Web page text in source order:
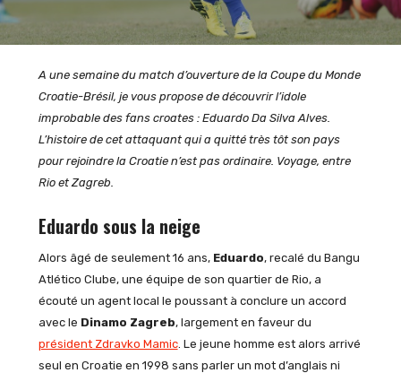
A une semaine du match d’ouverture de la Coupe du Monde
Croatie-Brésil, je vous propose de découvrir l’idole
improbable des fans croates : Eduardo Da Silva Alves.
L’histoire de cet attaquant qui a quitté très tôt son pays
pour rejoindre la Croatie n’est pas ordinaire. Voyage, entre
Rio et Zagreb.
Eduardo sous la neige
Alors âgé de seulement 16 ans, Eduardo, recalé du Bangu
Atlético Clube, une équipe de son quartier de Rio, a
écouté un agent local le poussant à conclure un accord
avec le Dinamo Zagreb, largement en faveur du
président Zdravko Mamic. Le jeune homme est alors arrivé
seul en Croatie en 1998 sans parler un mot d’anglais ni